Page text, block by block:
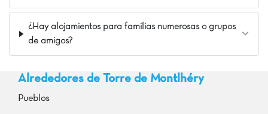
¿Hay alojamientos para familias numerosas o grupos
de amigos?
Alrededores de Torre de Montlhéry
Pueblos